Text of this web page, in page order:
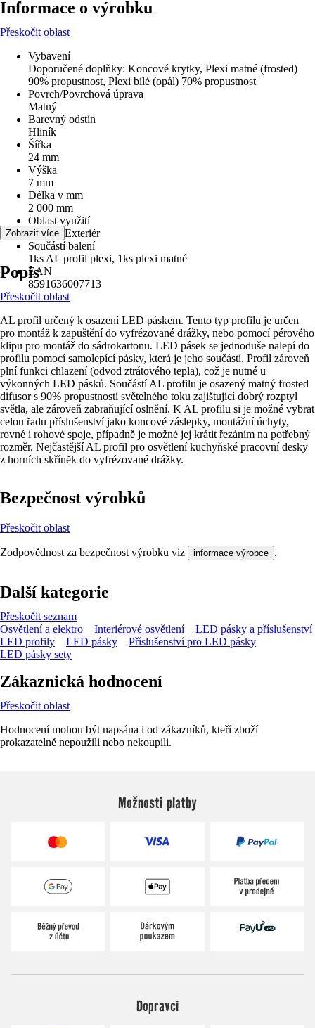
Informace o výrobku
Přeskočit oblast
Vybavení
Doporučené doplňky: Koncové krytky, Plexi matné (frosted)
90% propustnost, Plexi bílé (opál) 70% propustnost
Povrch/Povrchová úprava
Matný
Barevný odstín
Hliník
Šířka
24 mm
Výška
7 mm
Délka v mm
2 000 mm
Oblast využití
Interiér, Exteriér
Součástí balení
1ks AL profil plexi, 1ks plexi matné
EAN
8591636007713
Zobrazit více
Popis
Přeskočit oblast
AL profil určený k osazení LED páskem. Tento typ profilu je určen
pro montáž k zapuštění do vyfrézované drážky, nebo pomocí pérového
klipu pro montáž do sádrokartonu. LED pásek se jednoduše nalepí do
profilu pomocí samolepící pásky, která je jeho součástí. Profil zároveň
plní funkci chlazení (odvod ztrátového tepla), což je nutné u
výkonných LED pásků. Součástí AL profilu je osazený matný frosted
difusor s 90% propustností světelného toku zajištující dobrý rozptyl
světla, ale zároveň zabraňující oslnění. K AL profilu si je možné vybrat
celou řadu příslušenství jako koncové záslepky, montážní úchyty,
rovné i rohové spoje, případně je možné jej krátit řezáním na potřebný
rozměr. Nejčastější AL profil pro osvětlení kuchyňské pracovní desky
z horních skříněk do vyfrézované drážky.
Bezpečnost výrobků
Přeskočit oblast
Zodpovědnost za bezpečnost výrobku viz informace výrobce .
Další kategorie
Přeskočit seznam
Osvětlení a elektro
Interiérové osvětlení
LED pásky a příslušenství
LED profily
LED pásky
Příslušenství pro LED pásky
LED pásky sety
Zákaznická hodnocení
Přeskočit oblast
Hodnocení mohou být napsána i od zákazníků, kteří zboží
prokazatelně nepoužili nebo nekoupili.
Možnosti platby
Dopravci